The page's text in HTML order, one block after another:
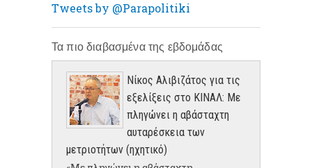
Tweets by @Parapolitiki
Τα πιο διαβασμένα της εβδομάδας
Νίκος Αλιβιζάτος για τις
εξελίξεις στο ΚΙΝΑΛ: Με
πληγώνει η αβάσταχτη
αυταρέσκεια των
μετριοτήτων (ηχητικό)